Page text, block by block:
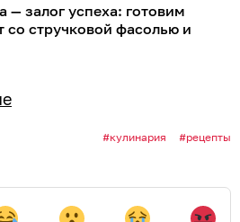
— залог успеха: готовим
со стручковой фасолью и
кулинария рецепты